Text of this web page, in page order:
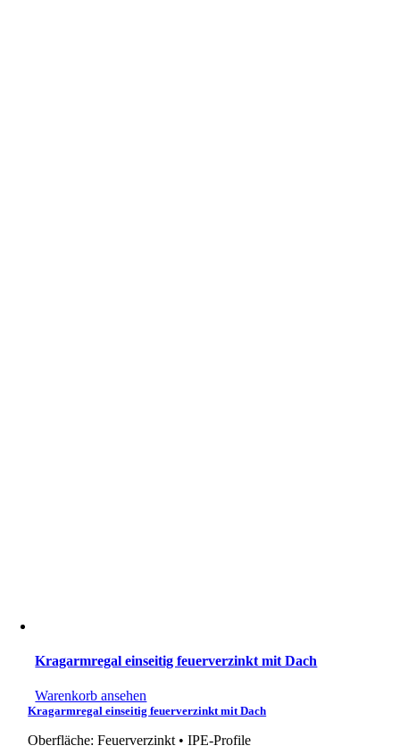
Kragarmregal einseitig feuerverzinkt mit Dach
Warenkorb ansehen
Kragarmregal einseitig feuerverzinkt mit Dach
Oberfläche: Feuerverzinkt • IPE-Profile